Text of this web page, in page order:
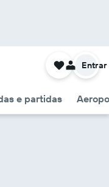
e partidas
Entrar